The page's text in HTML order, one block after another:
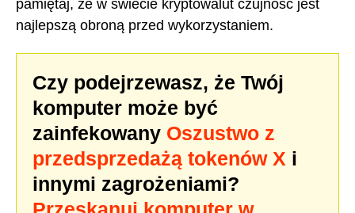
pamiętaj, że w świecie kryptowalut czujność jest
najlepszą obroną przed wykorzystaniem.
Czy podejrzewasz, że Twój
komputer może być
zainfekowany Oszustwo z
przedsprzedażą tokenów X i
innymi zagrożeniami?